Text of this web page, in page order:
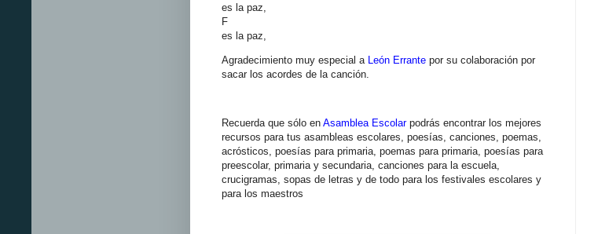
es la paz,
F
es la paz,
Agradecimiento muy especial a León Errante por su colaboración por
sacar los acordes de la canción.
Recuerda que sólo en Asamblea Escolarpodrás encontrar los mejores
recursos para tus asambleas escolares, poesías, canciones, poemas,
acrósticos, poesías para primaria, poemas para primaria, poesías para
preescolar, primaria y secundaria, canciones para la escuela,
crucigramas, sopas de letras y de todo para los festivales escolares y
para los maestros